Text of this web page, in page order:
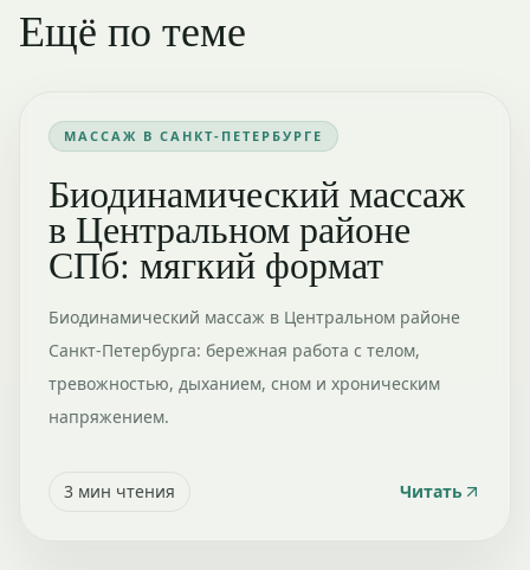
Ещё по теме
МАССАЖ В САНКТ-ПЕТЕРБУРГЕ
Биодинамический массаж
в Центральном районе
СПб: мягкий формат
Биодинамический массаж в Центральном районе
Санкт-Петербурга: бережная работа с телом,
тревожностью, дыханием, сном и хроническим
напряжением.
3 мин чтения Читать